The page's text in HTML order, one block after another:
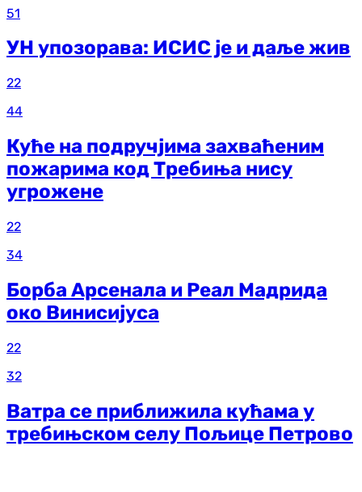
51
УН упозорава: ИСИС је и даље жив
22
44
Куће на подручјима захваћеним
пожарима код Требиња нису
угрожене
22
34
Борба Арсенала и Реал Мадрида
око Винисијуса
22
32
Ватра се приближила кућама у
требињском селу Пољице Петрово